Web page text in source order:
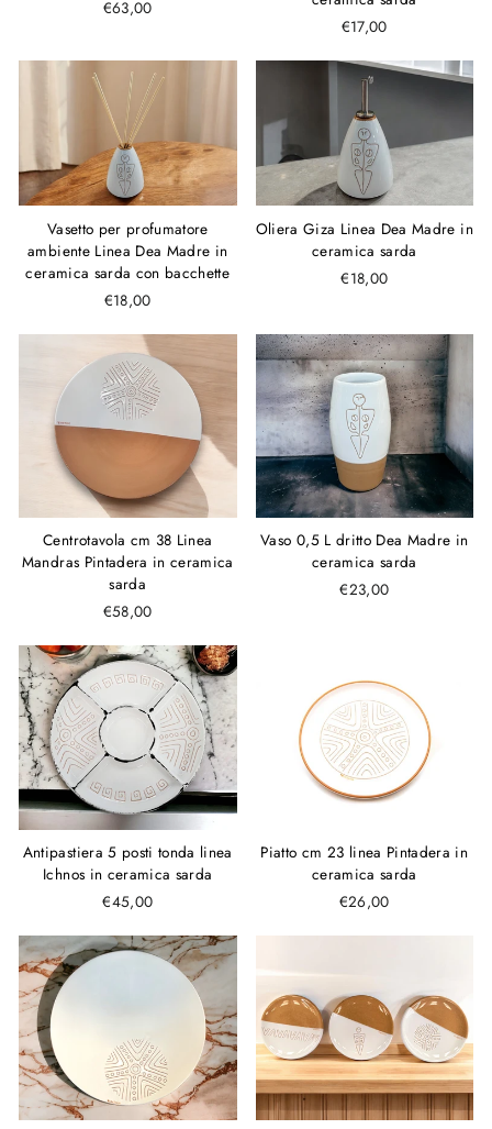
€63,00
€17,00
Vasetto per profumatore
ambiente Linea Dea Madre in
ceramica sarda con bacchette
€18,00
Oliera Giza Linea Dea Madre in
ceramica sarda
€18,00
Centrotavola cm 38 Linea
Mandras Pintadera in ceramica
sarda
€58,00
Vaso 0,5 L dritto Dea Madre in
ceramica sarda
€23,00
Antipastiera 5 posti tonda linea
Ichnos in ceramica sarda
€45,00
Piatto cm 23 linea Pintadera in
ceramica sarda
€26,00